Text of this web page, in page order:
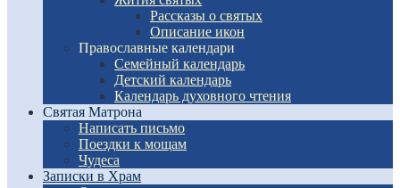
Рассказы о святых
Описание икон
Православные календари
Семейный календарь
Детский календарь
Календарь духовного чтения
Святая Матрона
Написать письмо
Поездки к мощам
Чудеса
Записки в Храм